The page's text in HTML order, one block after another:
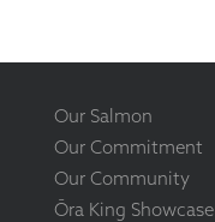
Our Salmon
Our Commitment
Our Community
Ōra King Showcase